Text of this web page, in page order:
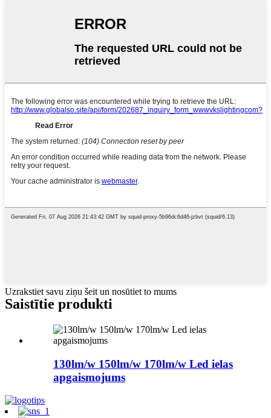
Uzrakstiet savu ziņu šeit un nosūtiet to mums
Saistītie produkti
130lm/w 150lm/w 170lm/w Led ielas
apgaismojums